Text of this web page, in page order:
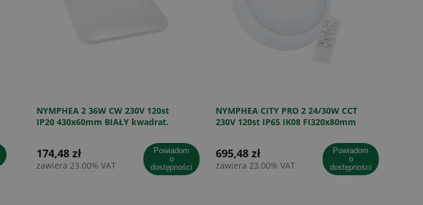
NYMPHEA 2 36W CW 230V 120st
IP20 430x60mm BIAŁY kwadrat.
174,48 zł
zawiera 23.00% VAT
powiadom
o
dostępności
NYMPHEA CITY PRO 2 24/30W CCT
230V 120st IP65 IK08 FI320x80mm
695,48 zł
zawiera 23.00% VAT
powiadom
o
dostępności